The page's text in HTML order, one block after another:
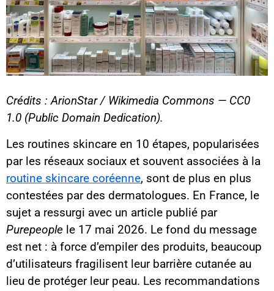
Crédits : ArionStar / Wikimedia Commons — CC0
1.0 (Public Domain Dedication).
Les routines skincare en 10 étapes, popularisées
par les réseaux sociaux et souvent associées à la
routine skincare coréenne, sont de plus en plus
contestées par des dermatologues. En France, le
sujet a ressurgi avec un article publié par
Purepeople le 17 mai 2026. Le fond du message
est net : à force d’empiler des produits, beaucoup
d’utilisateurs fragilisent leur barrière cutanée au
lieu de protéger leur peau. Les recommandations